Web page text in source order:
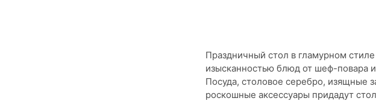
Праздничный стол в гламурном
изысканностью блюд от шеф-повара
Посуда, столовое серебро, изящные
роскошные аксессуары придадут